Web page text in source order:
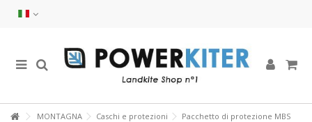
MONTAGNA Caschi e protezioni
Pacchetto di protezione MBS